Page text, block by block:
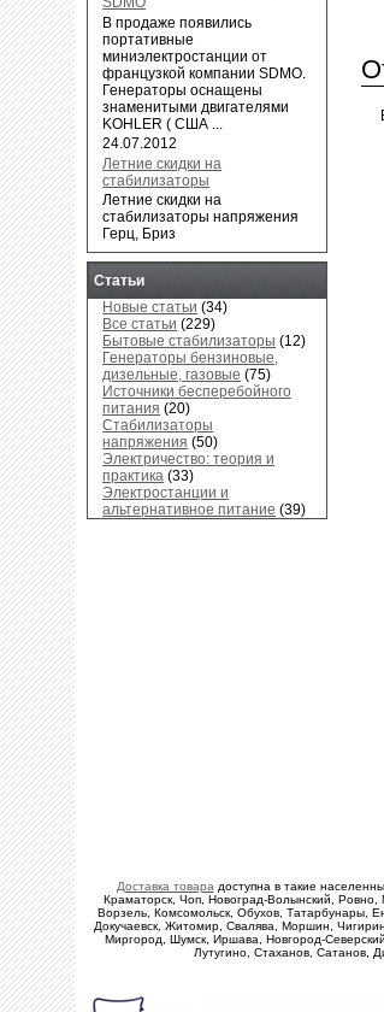
В продаже появились
портативные
миниэлектростанции от
французкой компании SDMO.
Генераторы оснащены
знаменитыми двигателями
KOHLER ( США ...
24.07.2012
Летние скидки на
стабилизаторы
Летние скидки на
стабилизаторы напряжения
Герц, Бриз
Статьи
Новые статьи (34)
Все статьи (229)
Бытовые стабилизаторы (12)
Генераторы бензиновые,
дизельные, газовые (75)
Источники бесперебойного
питания (20)
Стабилизаторы
напряжения (50)
Электричество: теория и
практика (33)
Электростанции и
альтернативное питание (39)
Доставка товарадоступна в такие
Краматорск, Чоп, Новоград-Волынский, Ровно,
Ворзель, Комсомольск, Обухов, Татарбунары,
Докучаевск, Житомир, Свалява, Моршин,
Миргород, Шумск, Иршава, Новгород-
Лутугино, Стаханов, Сатанов,